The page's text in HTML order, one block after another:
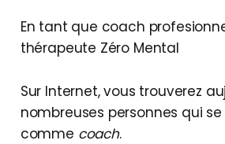
En tant que coach
thérapeute Zéro Mental
Sur Internet, vous trouverez
nombreuses personnes qui
comme coach.